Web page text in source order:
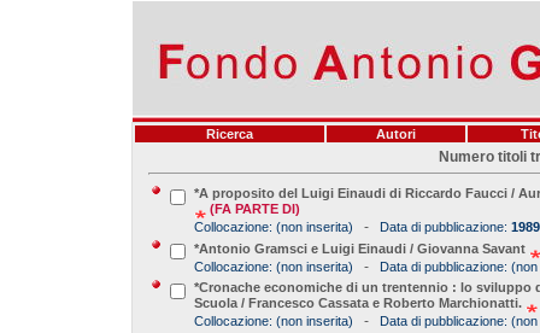
Ricerca Autori
Numero titoli
*A proposito del Luigi Einaudi di Riccardo Faucci /
(FA PARTE DI)
Collocazione: (non inserita) - Data di pubblicazione: 1989
*Antonio Gramsci e Luigi Einaudi / Giovanna Savant
Collocazione: (non inserita) - Data di pubblicazione: (non
*Cronache economiche di un trentennio : lo sviluppo
Scuola / Francesco Cassata e Roberto Marchionatti.
Collocazione: (non inserita) - Data di pubblicazione: (non